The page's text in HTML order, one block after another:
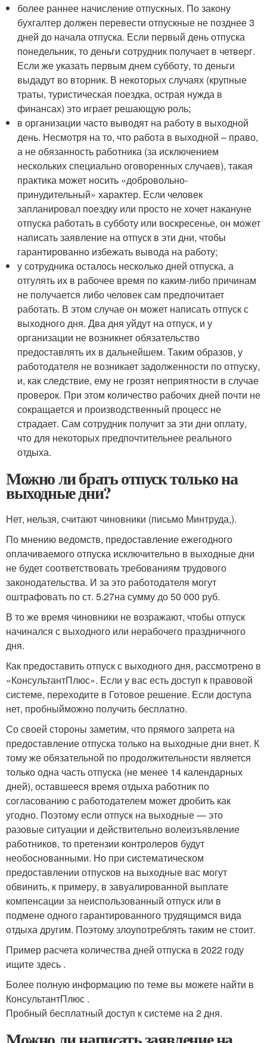
более раннее начисление отпускных. По закону
бухгалтер должен перевести отпускные не позднее 3
дней до начала отпуска. Если первый день отпуска
понедельник, то деньги сотрудник получает в четверг.
Если же указать первым днем субботу, то деньги
выдадут во вторник. В некоторых случаях (крупные
траты, туристическая поездка, острая нужда в
финансах) это играет решающую роль;
в организации часто выводят на работу в выходной
день. Несмотря на то, что работа в выходной – право,
а не обязанность работника (за исключением
нескольких специально оговоренных случаев), такая
практика может носить «добровольно-
принудительный» характер. Если человек
запланировал поездку или просто не хочет накануне
отпуска работать в субботу или воскресенье, он может
написать заявление на отпуск в эти дни, чтобы
гарантированно избежать вывода на работу;
у сотрудника осталось несколько дней отпуска, а
отгулять их в рабочее время по каким-либо причинам
не получается либо человек сам предпочитает
работать. В этом случае он может написать отпуск с
выходного дня. Два дня уйдут на отпуск, и у
организации не возникнет обязательство
предоставлять их в дальнейшем. Таким образов, у
работодателя не возникает задолженности по отпуску,
и, как следствие, ему не грозят неприятности в случае
проверок. При этом количество рабочих дней почти не
сокращается и производственный процесс не
страдает. Сам сотрудник получит за эти дни оплату,
что для некоторых предпочтительнее реального
отдыха.
Можно ли брать отпуск только на
выходные дни?
Нет, нельзя, считают чиновники (письмо Минтруда,).
По мнению ведомств, предоставление ежегодного
оплачиваемого отпуска исключительно в выходные дни
не будет соответствовать требованиям трудового
законодательства. И за это работодателя могут
оштрафовать по ст. 5.27на сумму до 50 000 руб.
В то же время чиновники не возражают, чтобы отпуск
начинался с выходного или нерабочего праздничного
дня.
Как предоставить отпуск с выходного дня, рассмотрено в
«КонсультантПлюс». Если у вас есть доступ к правовой
системе, переходите в Готовое решение. Если доступа
нет, пробныйможно получить бесплатно.
Со своей стороны заметим, что прямого запрета на
предоставление отпуска только на выходные дни внет. К
тому же обязательной по продолжительности является
только одна часть отпуска (не менее 14 календарных
дней), оставшееся время отдыха работник по
согласованию с работодателем может дробить как
угодно. Поэтому если отпуск на выходные — это
разовые ситуации и действительно волеизъявление
работников, то претензии контролеров будут
необоснованными. Но при систематическом
предоставлении отпусков на выходные вас могут
обвинить, к примеру, в завуалированной выплате
компенсации за неиспользованный отпуск или в
подмене одного гарантированного трудящимся вида
отдыха другим. Поэтому злоупотреблять таким не стоит.
Пример расчета количества дней отпуска в 2022 году
ищите здесь .
Более полную информацию по теме вы можете найти в
КонсультантПлюс .
Пробный бесплатный доступ к системе на 2 дня.